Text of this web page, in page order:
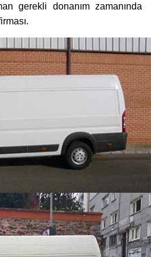
gerekli donanım zamanında